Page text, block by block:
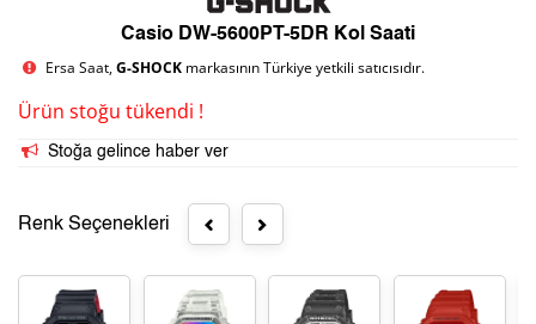
Casio DW-5600PT-5DR Kol Saati
Ersa Saat,G-SHOCK markasının Türkiye yetkili satıcısıdır.
Ürün stoğu tükendi !
Stoğa gelince haber ver
Renk Seçenekleri